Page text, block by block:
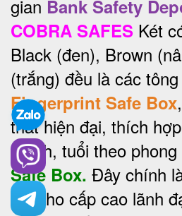
gian Bank Safety
COBRA SAFES Két
Black (đen), Brown
(trắng) đều là các
Fingerprint Safe Box
thất hiện đại, thích
mệnh, tuổi theo
Safe Box. Đây chính
vời cho cấp cao lãnh